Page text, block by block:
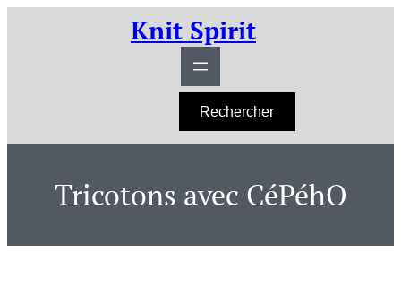
Knit Spirit
h
Rechercher
Tricotons avec CéPéhO